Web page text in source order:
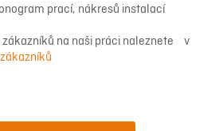
prací, nákresů instalací
zákazníků na naši práci naleznete v